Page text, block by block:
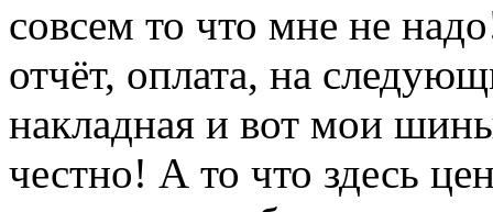
совсем то что мне не
отчёт, оплата, на
накладная и вот мои
честно! А то что здесь